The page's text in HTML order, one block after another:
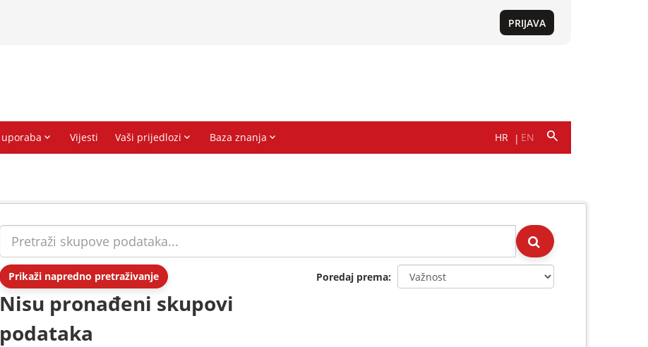
Prikaži napredno pretraživanje Poredaj prema
Nisu pronađeni skupovi
podataka